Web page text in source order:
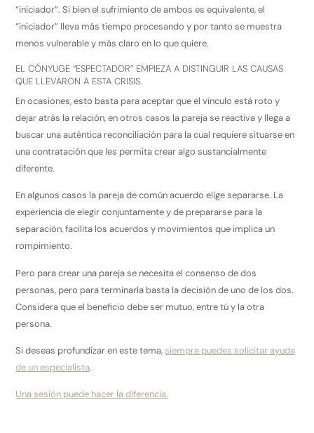
“iniciador”. Si bien el sufrimiento de ambos es equivalente, el
“iniciador” lleva más tiempo procesando y por tanto se muestra
menos vulnerable y más claro en lo que quiere.
EL CÓNYUGE “ESPECTADOR” EMPIEZA A DISTINGUIR LAS CAUSAS
QUE LLEVARON A ESTA CRISIS.
En ocasiones, esto basta para aceptar que el vínculo está roto y
dejar atrás la relación, en otros casos la pareja se reactiva y llega a
buscar una auténtica reconciliación para la cual requiere situarse en
una contratación que les permita crear algo sustancialmente
diferente.
En algunos casos la pareja de común acuerdo elige separarse. La
experiencia de elegir conjuntamente y de prepararse para la
separación, facilita los acuerdos y movimientos que implica un
rompimiento.
Pero para crear una pareja se necesita el consenso de dos
personas, pero para terminarla basta la decisión de uno de los dos.
Considera que el beneficio debe ser mutuo, entre tú y la otra
persona.
Si deseas profundizar en este tema,siempre puedes solicitar ayuda
de un especialista.
Una sesión puede hacer la diferencia.